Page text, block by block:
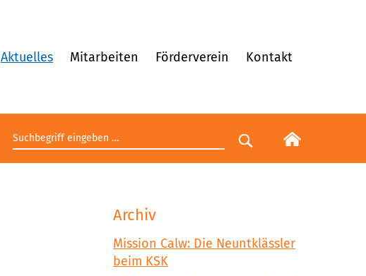
Aktuelles Mitarbeiten Förderverein Kontakt
Suchbegriff eingeben
Suche starten
Archiv
Mission Calw: Die Neuntklässler
beim KSK